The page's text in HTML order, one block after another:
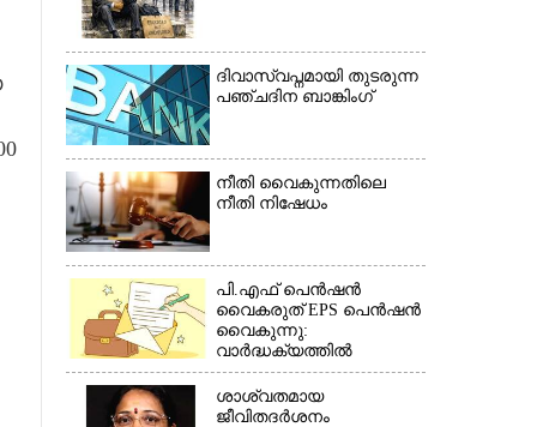
ദിവാസ്വപ്നമായി തുടരുന്ന
പഞ്ചദിന ബാങ്കിംഗ്
നീതി വൈകുന്നതിലെ
നീതി നിഷേധം
പി.എഫ് പെൻഷൻ
വൈകരുത് EPS പെൻഷൻ
വൈകുന്നു:
വാർദ്ധക്യത്തിൽ
പെൻഷൻകാർ
ബുദ്ധിമുട്ടിൽ*(കത്ത്)
ശാശ്വതമായ
ജീവിതദർശനം
×